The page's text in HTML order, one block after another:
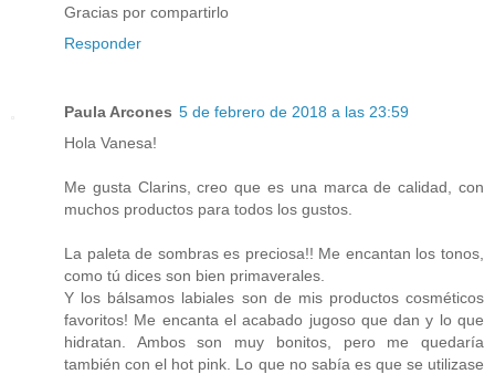
Gracias por compartirlo
Responder
Paula Arcones 5 de febrero de 2018 a las 23:59
Hola Vanesa!
Me gusta Clarins, creo que es una marca de calidad, con
muchos productos para todos los gustos.
La paleta de sombras es preciosa!! Me encantan los tonos,
como tú dices son bien primaverales.
Y los bálsamos labiales son de mis productos cosméticos
favoritos! Me encanta el acabado jugoso que dan y lo que
hidratan. Ambos son muy bonitos, pero me quedaría
también con el hot pink. Lo que no sabía es que se utilizase